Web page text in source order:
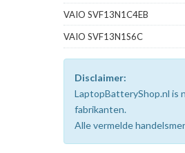
VAIO SVF13N1C4EB
VAIO SVF13N1S6C
Disclaimer:
LaptopBatteryShop.nl is
fabrikanten.
Alle vermelde